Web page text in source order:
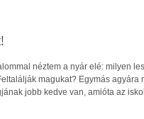
néztem a nyár elé: milyen
magukat? Egymás
jobb kedve van, amióta az